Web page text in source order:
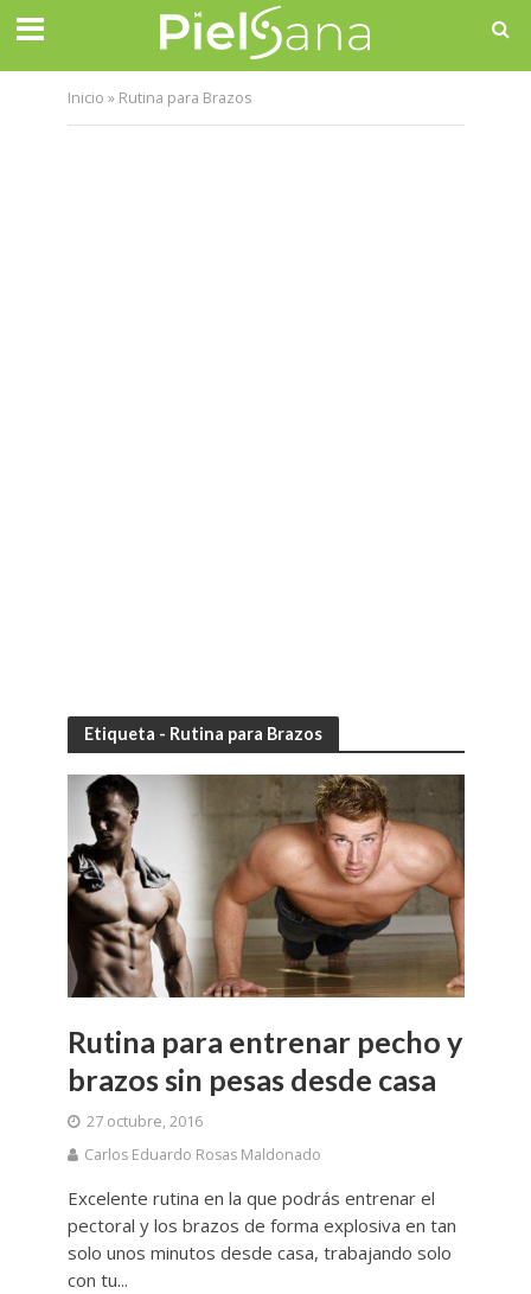
Inicio » Rutina para Brazos
Etiqueta - Rutina para Brazos
Rutina para entrenar pecho y
brazos sin pesas desde casa
27 octubre, 2016
Carlos Eduardo Rosas Maldonado
Excelente rutina en la que podrás entrenar el
pectoral y los brazos de forma explosiva en tan
solo unos minutos desde casa, trabajando solo
con tu...